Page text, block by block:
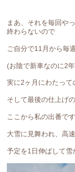
まあ、それを毎回や
終わらないので
ご自分で11月から毎
(お陰で新車なのに2
実に2ヶ月にわたっ
そして最後の仕上げ
ここから私の出番で
大雪に見舞われ、高
予定を1日伸ばして